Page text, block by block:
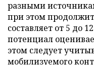
разными
при этом
составляет от 5 до
потенциал
этом следует
мобилизуемого